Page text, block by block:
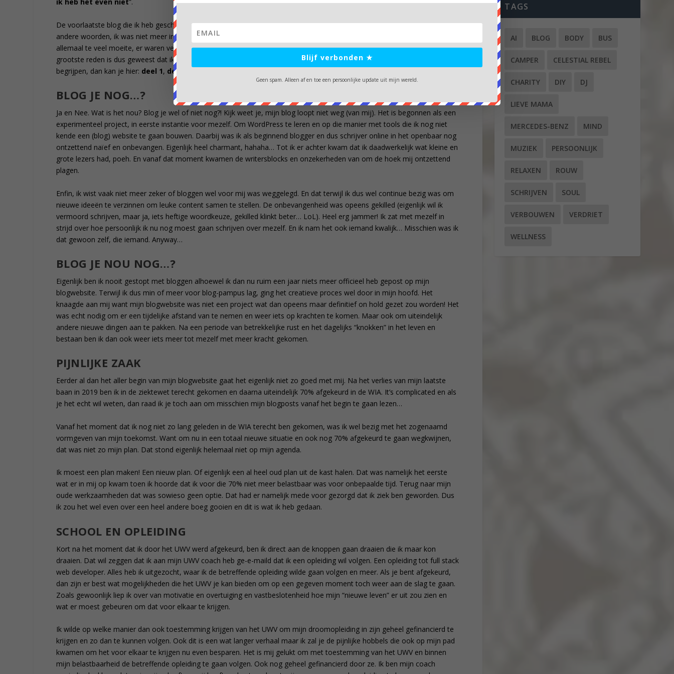
ik heb het even niet”.
De voorlaatste blog die ik heb geschreven was een kleine voorbode van wat ging komen: “Bloggen?! Nu even niet…” Met
andere woorden, ik was niet meer in staat om met regelmaat te gaan schrijven voor mijn blogwebsite. Het koste mij
allemaal te veel moeite, er waren verschillende redenen dat het niet goed lukte om een verhaal op papier te zetten. Maar de
grootste reden is dus geweest dat ik er alweer totaal doorheen zat. Als je Webshop Blog deel 4 en 5 Microblog beter wilt
begrijpen, dan kan je hier: deel 1, deel 2
BLOG JE NOG…?
Ja en Nee. Wat is het nou? Blog je wel of niet nog?! Kijk weet je, mijn blog loopt niet weg (van mij). Het is begonnen als een
experimenteel project, in eerste instantie voor mezelf. Om WordPress te leren en op die manier met tools die ik nog niet
kende een (blog) website te gaan bouwen. Daarbij was ik als beginnend blogger en dus schrijver online in het openbaar nog
ontzettend naïef en onbevangen. Eigenlijk heel charmant, hahaha… Tot ik er achter kwam dat ik daadwerkelijk wat kleine en
grote lezers had, poeh. En vanaf dat moment kwamen de writersblocks en onzekerheden van om de hoek mij ontzettend
plagen.
Enfin, ik wist vaak niet meer zeker of bloggen wel voor mij was weggelegd. En dat terwijl ik dus wel continue bezig was om
nieuwe ideeën te verzinnen om leuke content samen te stellen. De onbevangenheid was opeens gekilled (eigenlijk wil ik
vermoord schrijven, maar ja, iets heftige woordkeuze, gekilled klinkt beter… LoL). Heel erg jammer! Ik zat met mezelf in
strijd over hoe persoonlijk ik nu nog moest gaan schrijven over mezelf. En ik nam het ook iemand kwalijk… Misschien was ik
dat gewoon zelf, die iemand. Anyway…
BLOG JE NOU NOG…?
Eigenlijk ben ik nooit gestopt met bloggen alhoewel ik dan nu ruim een jaar niets meer officieel heb gepost op mijn
blogwebsite. Terwijl ik dus min of meer voor blog-pampus lag, ging het creatieve proces wel door in mijn hoofd. Het
knaagde aan mij want mijn blogwebsite was niet een project wat dan opeens maar definitief on hold gezet zou worden! Het
was echt nodig om er een tijdelijke afstand van te nemen en weer iets op krachten te komen. Maar ook om uiteindelijk
andere nieuwe dingen aan te pakken. Na een periode van betrekkelijke rust en het dagelijks “knokken” in het leven en
bestaan ben ik dan ook weer iets meer tot mezelf met meer kracht gekomen.
PIJNLIJKE ZAAK
Eerder al dan het aller begin van mijn blogwebsite gaat het eigenlijk niet zo goed met mij. Na het verlies van mijn laatste
baan in 2019 ben ik in de ziektewet terecht gekomen en daarna uiteindelijk 70% afgekeurd in de WIA. It’s complicated en als
je het echt wil weten, dan raad ik je toch aan om misschien mijn blogposts vanaf het begin te gaan lezen…
Vanaf het moment dat ik nog niet zo lang geleden in de WIA terecht ben gekomen, was ik wel bezig met het zogenaamd
vormgeven van mijn toekomst. Want om nu in een totaal nieuwe situatie en ook nog 70% afgekeurd te gaan wegkwijnen,
dat was niet zo mijn plan. Dat stond eigenlijk helemaal niet op mijn agenda.
Ik moest een plan maken! Een nieuw plan. Of eigenlijk een al heel oud plan uit de kast halen. Dat was namelijk het eerste
wat er in mij op kwam toen ik hoorde dat ik voor die 70% niet meer belastbaar was voor onbepaalde tijd. Terug naar mijn
oude werkzaamheden dat was sowieso geen optie. Dat had er namelijk mede voor gezorgd dat ik ziek ben geworden. Dus
ik zou het wel even over een heel andere boeg gooien en dit is wat ik heb gedaan.
SCHOOL EN OPLEIDING
Kort na het moment dat ik door het UWV werd afgekeurd, ben ik direct aan de knoppen gaan draaien die ik maar kon
draaien. Dat wil zeggen dat ik aan mijn UWV coach heb ge-e-maild dat ik een opleiding wil volgen. Een opleiding tot full stack
web developer. Alles heb ik uitgezocht, waar ik de betreffende opleiding wilde gaan volgen en meer. Als je bent afgekeurd,
dan zijn er best wat mogelijkheden die het UWV je kan bieden om op een gegeven moment toch weer aan de slag te gaan.
Zoals gewoonlijk liep ik over van motivatie en overtuiging en vastbeslotenheid hoe mijn “nieuwe leven” er uit zou zien en
wat er moest gebeuren om dat voor elkaar te krijgen.
Ik wilde op welke manier dan ook toestemming krijgen van het UWV om mijn droomopleiding in zijn geheel gefinancierd te
krijgen en zo dan te kunnen volgen. Ook dit is een wat langer verhaal maar ik zal je de pijnlijke hobbels die ook op mijn pad
kwamen om het voor elkaar te krijgen nu even besparen. Het is mij gelukt om met toestemming van het UWV en binnen
mijn belastbaarheid de betreffende opleiding te gaan volgen. Ook nog geheel gefinancierd door ze. Ik ben mijn coach
TAGS
AI BLOG BODY BUS
CAMPER CELESTIAL REBEL
CHARITY DIY DJ
LIEVE MAMA
MERCEDES-BENZ MIND
MUZIEK PERSOONLIJK
RELAXEN ROUW
SCHRIJVEN SOUL
VERBOUWEN VERDRIET
WELLNESS
Blijf verbonden ★
Geen spam. Alleen af en toe een persoonlijke update uit mijn wereld.